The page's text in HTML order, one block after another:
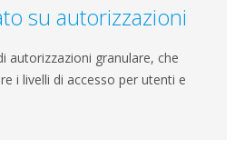
su autorizzazioni
autorizzazioni granulare, che
i livelli di accesso per utenti e